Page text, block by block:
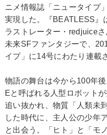
ニメ情報誌「ニュータイプ
実現した。『BEATLESS』
ラストレーター・redjuice
未来SFファンタジーで、
イプ」に14号にわたり連載
物語の舞台は今から100年
Eと呼ばれる人型ロボット
追い抜かれ、物質「人類未
した時代に、主人公の少年
と出会う。「ヒト」と「モ